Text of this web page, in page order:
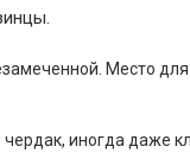
Место
иногда даже